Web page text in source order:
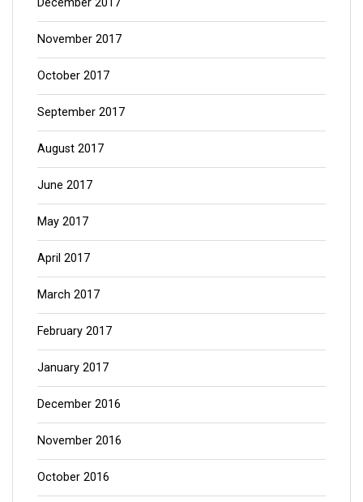
November 2017
October 2017
September 2017
August 2017
June 2017
May 2017
April 2017
March 2017
February 2017
January 2017
December 2016
November 2016
October 2016